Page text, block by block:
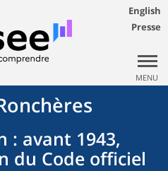
English
Presse
MENU
: avant 1943,
du Code officiel